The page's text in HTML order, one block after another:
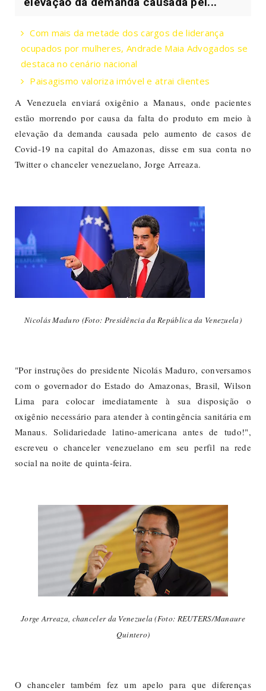
Com mais da metade dos cargos de liderança
ocupados por mulheres, Andrade Maia Advogados se
destaca no cenário nacional
Paisagismo valoriza imóvel e atrai clientes
A Venezuela enviará oxigênio a Manaus, onde pacientes
estão morrendo por causa da falta do produto em meio à
elevação da demanda causada pelo aumento de casos de
Covid-19 na capital do Amazonas, disse em sua conta no
Twitter o chanceler venezuelano, Jorge Arreaza.
Nicolás Maduro (Foto: Presidência da República da Venezuela)
"Por instruções do presidente Nicolás Maduro, conversamos
com o governador do Estado do Amazonas, Brasil, Wilson
Lima para colocar imediatamente à sua disposição o
oxigênio necessário para atender à contingência sanitária em
Manaus. Solidariedade latino-americana antes de tudo!",
escreveu o chanceler venezuelano em seu perfil na rede
social na noite de quinta-feira.
Jorge Arreaza, chanceler da Venezuela (Foto: REUTERS/Manaure
Quintero)
O chanceler também fez um apelo para que diferenças